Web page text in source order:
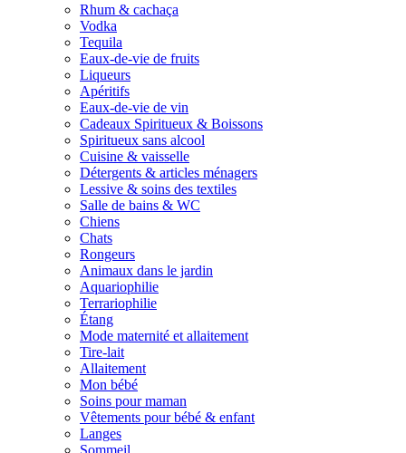
Rhum & cachaça
Vodka
Tequila
Eaux-de-vie de fruits
Liqueurs
Apéritifs
Eaux-de-vie de vin
Cadeaux Spiritueux & Boissons
Spiritueux sans alcool
Cuisine & vaisselle
Détergents & articles ménagers
Lessive & soins des textiles
Salle de bains & WC
Chiens
Chats
Rongeurs
Animaux dans le jardin
Aquariophilie
Terrariophilie
Étang
Mode maternité et allaitement
Tire-lait
Allaitement
Mon bébé
Soins pour maman
Vêtements pour bébé & enfant
Langes
Sommeil